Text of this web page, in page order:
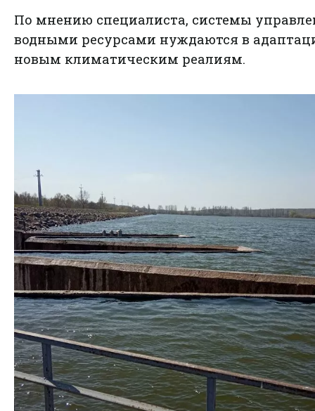
По мнению специалиста, системы
водными ресурсами нуждаются в
новым климатическим реалиям.